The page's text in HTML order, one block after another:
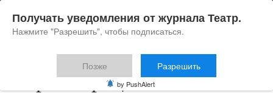
«Артмиграция» объявила
Получать уведомления от журнала Театр.
Нажмите "Разрешить", чтобы подписаться.
Позже Разрешить
by PushAlert